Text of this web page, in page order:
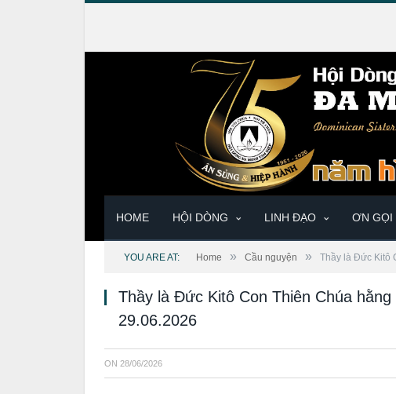
HOME HỘI DÒNG LINH ĐẠO ƠN GỌI
YOU ARE AT: Home » Cầu nguyện » Thầy là Đức Kitô
Thầy là Đức Kitô Con Thiên Chúa
29.06.2026
ON 28/06/2026